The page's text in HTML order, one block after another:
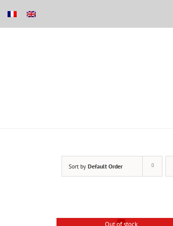
Sort by Default Order
Out of stock